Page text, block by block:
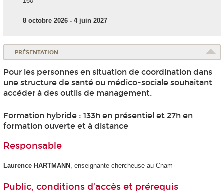
8 octobre 2026 - 4 juin 2027
PRÉSENTATION
Pour les personnes en situation de coordination dans
une structure de santé ou médico-sociale souhaitant
accéder à des outils de management.
Formation hybride : 133h en présentiel et 27h en
formation ouverte et à distance
Responsable
Laurence HARTMANN , enseignante-chercheuse au Cnam
Public, conditions d’accès et prérequis